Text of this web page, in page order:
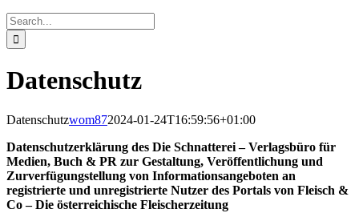
Search
for:
Datenschutz
Datenschutzwom872024-01-24T16:59:56+01:00
Datenschutzerklärung des Die Schnatterei – Verlagsbüro für
Medien, Buch & PR zur Gestaltung, Veröffentlichung und
Zurverfügungstellung von Informationsangeboten an
registrierte und unregistrierte Nutzer des Portals von Fleisch &
Co – Die österreichische Fleischerzeitung